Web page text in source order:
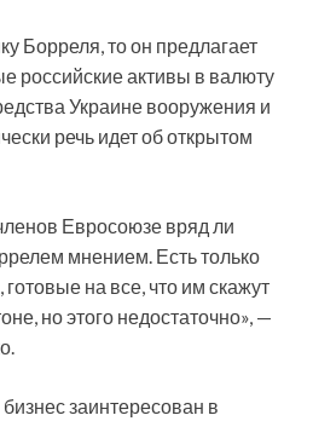
Борреля, то он предлагает
российские активы в валюту
Украине вооружения и
речь идет об открытом
Евросоюзе вряд ли
мнением. Есть только
на все, что им скажут
но этого недостаточно», —
заинтересован в